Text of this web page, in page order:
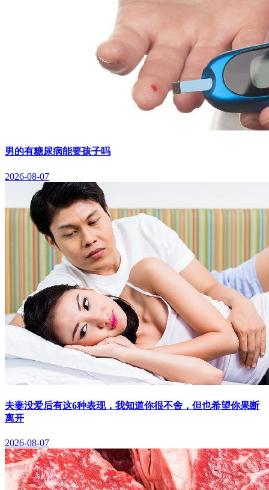
男的有糖尿病能要孩子吗
2026-08-07
夫妻没爱后有这6种表现，我知道你很不舍，但也希望你果断
离开
2026-08-07